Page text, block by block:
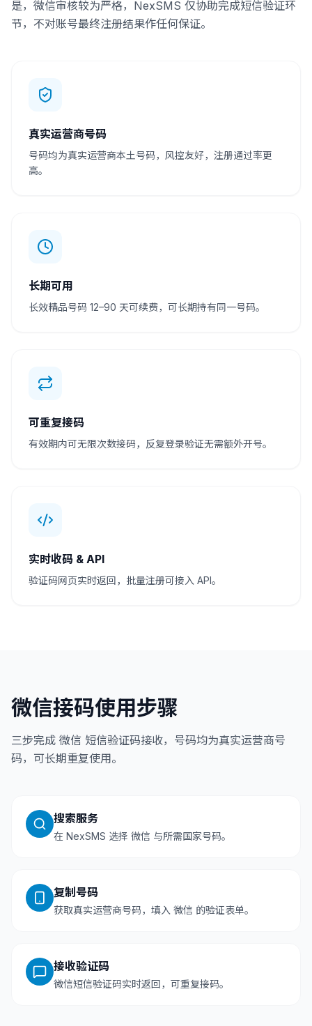
是，微信审核较为严格，NexSMS 仅协助完成短信验证环
节，不对账号最终注册结果作任何保证。
真实运营商号码
号码均为真实运营商本土号码，风控友好，注册通过率更
高。
长期可用
长效精品号码 12–90 天可续费，可长期持有同一号码。
可重复接码
有效期内可无限次数接码，反复登录验证无需额外开号。
实时收码 & API
验证码网页实时返回，批量注册可接入 API。
微信接码使用步骤
三步完成 微信 短信验证码接收，号码均为真实运营商号
码，可长期重复使用。
搜索服务
在 NexSMS 选择 微信 与所需国家号码。
复制号码
获取真实运营商号码，填入 微信 的验证表单。
接收验证码
微信短信验证码实时返回，可重复接码。